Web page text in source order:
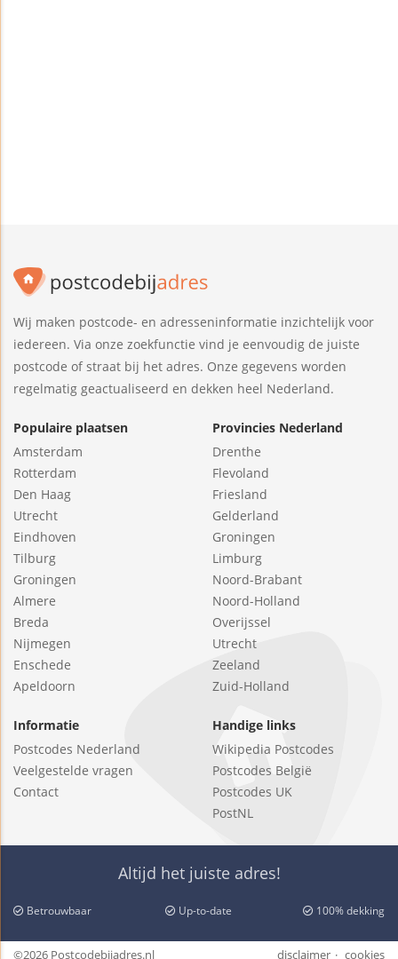
Wij maken postcode- en adresseninformatie inzichtelijk voor
iedereen. Via onze zoekfunctie vind je eenvoudig de juiste
postcode of straat bij het adres. Onze gegevens worden
regelmatig geactualiseerd en dekken heel Nederland.
Populaire plaatsen
Amsterdam
Rotterdam
Den Haag
Utrecht
Eindhoven
Tilburg
Groningen
Almere
Breda
Nijmegen
Enschede
Apeldoorn
Provincies Nederland
Drenthe
Flevoland
Friesland
Gelderland
Groningen
Limburg
Noord-Brabant
Noord-Holland
Overijssel
Utrecht
Zeeland
Zuid-Holland
Informatie
Postcodes Nederland
Veelgestelde vragen
Contact
Handige links
Wikipedia Postcodes
Postcodes België
Postcodes UK
PostNL
Altijd het juiste adres!
Betrouwbaar Up-to-date 100% dekking
©2026 Postcodebijadres.nl disclaimer cookies